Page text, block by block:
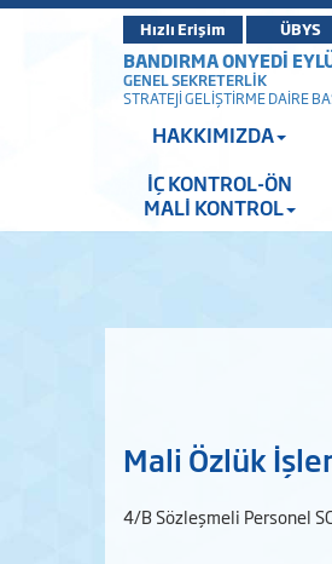
Hızlı Erişim ÜBYS
BANDIRMA ONYEDİ
GENEL SEKRETERLİK
STRATEJİ GELİŞTİRME DAİRE
HAKKIMIZDA
İÇ KONTROL-ÖN
MALİ KONTROL
Mali Özlük
4/B Sözleşmeli Personel